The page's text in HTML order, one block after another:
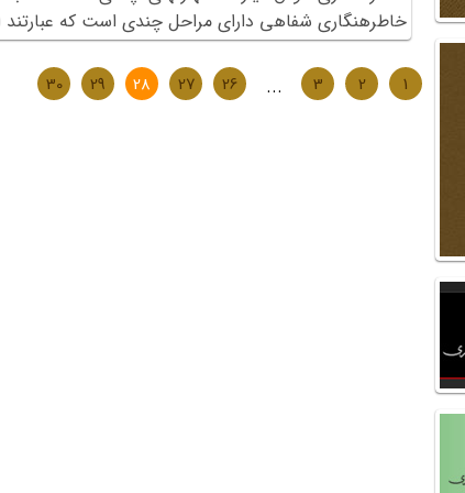
خاطره‏نگاری شفاهی دارای مراحل چندی است که عبارتند
1
2
3
...
26
27
28
29
30